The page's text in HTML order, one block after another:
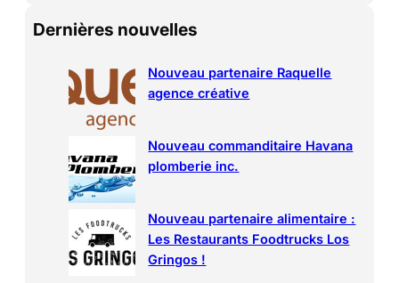
Dernières nouvelles
Nouveau partenaire Raquelle
agence créative
Nouveau commanditaire Havana
plomberie inc.
Nouveau partenaire alimentaire :
Les Restaurants Foodtrucks Los
Gringos !